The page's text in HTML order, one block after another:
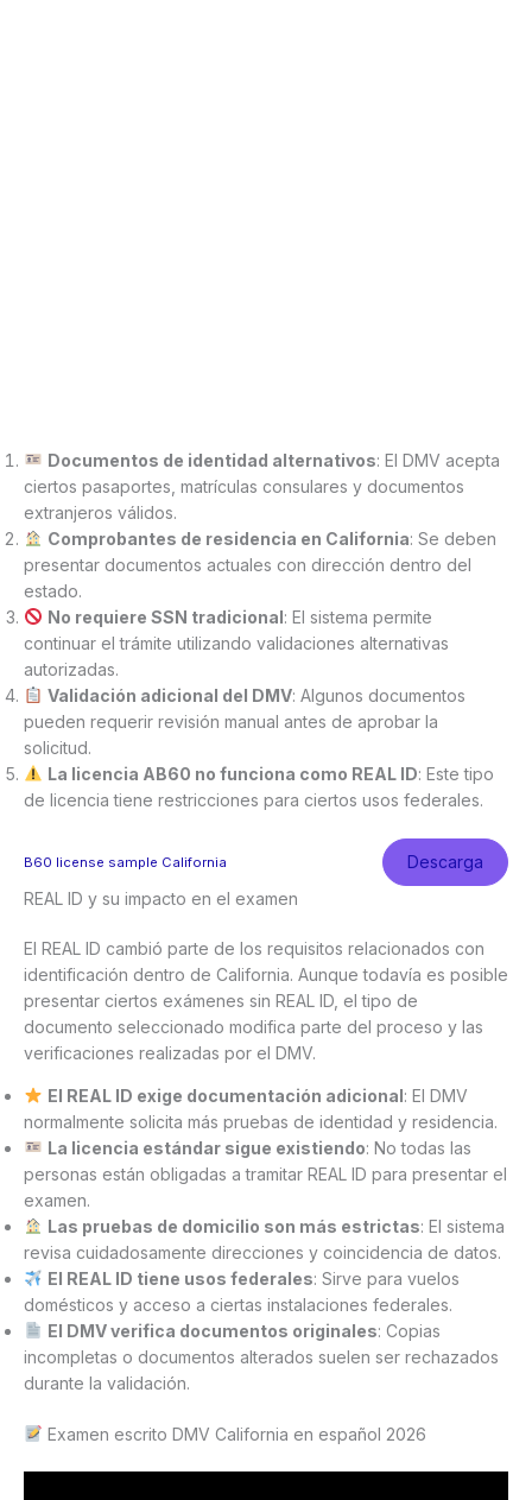
Documentos de identidad alternativos: El DMV acepta
ciertos pasaportes, matrículas consulares y documentos
extranjeros válidos.
Comprobantes de residencia en California: Se deben
presentar documentos actuales con dirección dentro del
estado.
No requiere SSN tradicional: El sistema permite
continuar el trámite utilizando validaciones alternativas
autorizadas.
Validación adicional del DMV: Algunos documentos
pueden requerir revisión manual antes de aprobar la
solicitud.
La licencia AB60 no funciona como REAL ID: Este tipo
de licencia tiene restricciones para ciertos usos federales.
B60 license sample California
Descarga
REAL ID y su impacto en el examen
El REAL ID cambió parte de los requisitos relacionados con
identificación dentro de California. Aunque todavía es posible
presentar ciertos exámenes sin REAL ID, el tipo de
documento seleccionado modifica parte del proceso y las
verificaciones realizadas por el DMV.
El REAL ID exige documentación adicional: El DMV
normalmente solicita más pruebas de identidad y residencia.
La licencia estándar sigue existiendo: No todas las
personas están obligadas a tramitar REAL ID para presentar el
examen.
Las pruebas de domicilio son más estrictas: El sistema
revisa cuidadosamente direcciones y coincidencia de datos.
El REAL ID tiene usos federales: Sirve para vuelos
domésticos y acceso a ciertas instalaciones federales.
El DMV verifica documentos originales: Copias
incompletas o documentos alterados suelen ser rechazados
durante la validación.
Examen escrito DMV California en español 2026